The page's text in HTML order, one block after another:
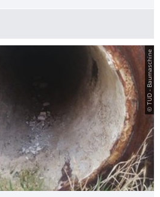
© TUD - Baumaschine